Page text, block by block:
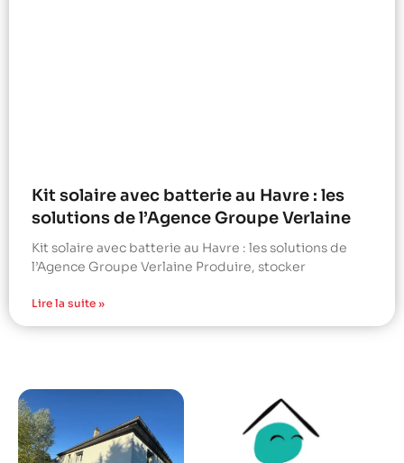
Kit solaire avec batterie au Havre : les
solutions de l’Agence Groupe Verlaine
Kit solaire avec batterie au Havre : les solutions de
l’Agence Groupe Verlaine Produire, stocker
Lire la suite »